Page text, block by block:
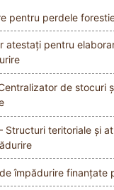
pentru perdele
atestați pentru
de stocuri
Structuri teritoriale și
împădurire finanțate